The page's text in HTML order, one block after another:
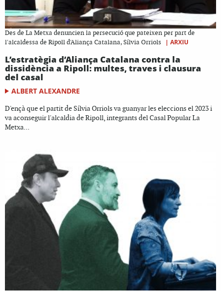
Des de La Metxa denuncien la persecució que pateixen per part de
l'alcaldessa de Ripoll d'Aliança Catalana, Sílvia Orriols
| ARXIU
L’estratègia d’Aliança Catalana contra la
dissidència a Ripoll: multes, traves i clausura
del casal
ALBERT ALEXANDRE
D'ençà que el partit de Sílvia Orriols va guanyar les eleccions el 2023 i
va aconseguir l'alcaldia de Ripoll, integrants del Casal Popular La
Metxa...